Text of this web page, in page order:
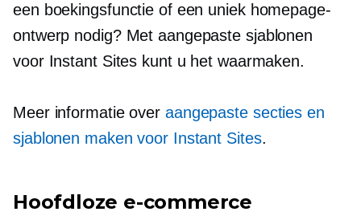
een boekingsfunctie of een uniek homepage-
ontwerp nodig? Met aangepaste sjablonen
voor Instant Sites kunt u het waarmaken.
Meer informatie over aangepaste secties en
sjablonen maken voor Instant Sites.
Hoofdloze e-commerce